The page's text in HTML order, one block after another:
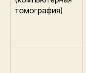
томография)